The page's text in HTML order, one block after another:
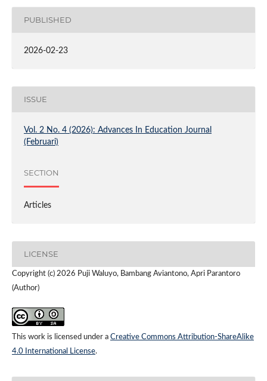
PUBLISHED
2026-02-23
ISSUE
Vol. 2 No. 4 (2026): Advances In Education Journal
(Februari)
SECTION
Articles
LICENSE
Copyright (c) 2026 Puji Waluyo, Bambang Aviantono, Apri Parantoro
(Author)
This work is licensed under a Creative Commons Attribution-ShareAlike
4.0 International License.